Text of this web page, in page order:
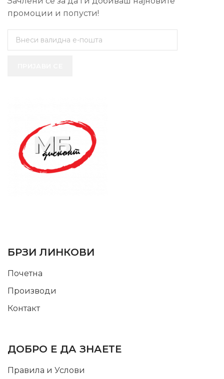
промоции и попусти!
БРЗИ ЛИНКОВИ
Почетна
Производи
Контакт
ДОБРО Е ДА ЗНАЕТЕ
Правила и Услови